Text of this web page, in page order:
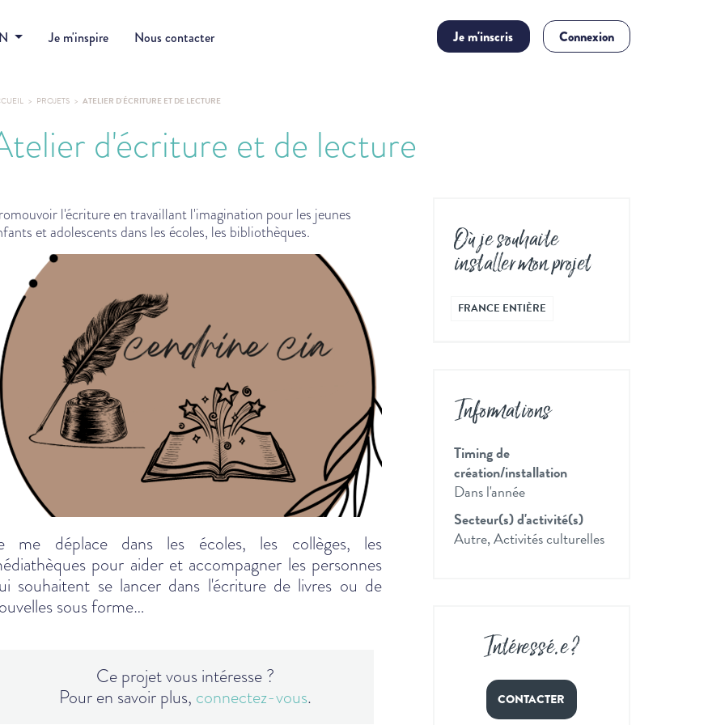
Je m'inspire Nous contacter Je m'inscris Connexion
PROJETS ATELIER D'ÉCRITURE ET DE LECTURE
d'écriture et de lecture
l'écriture en travaillant l'imagination pour les jeunes
et adolescents dans les écoles, les bibliothèques.
me déplace dans les écoles, les collèges, les
pour aider et accompagner les personnes
souhaitent se lancer dans l'écriture de livres ou de
sous forme…
Ce projet vous intéresse ?
Pour en savoir plus, connectez-vous.
Où je souhaite
installer mon projet
FRANCE ENTIÈRE
Informations
Timing de
création/installation
Dans l'année
Secteur(s) d'activité(s)
Autre, Activités culturelles
Intéressé.e ?
CONTACTER